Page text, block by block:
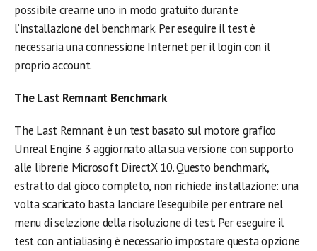
possibile crearne uno in modo gratuito durante
l’installazione del benchmark. Per eseguire il test è
necessaria una connessione Internet per il login con il
proprio account.
The Last Remnant Benchmark
The Last Remnant è un test basato sul motore grafico
Unreal Engine 3 aggiornato alla sua versione con supporto
alle librerie Microsoft DirectX 10. Questo benchmark,
estratto dal gioco completo, non richiede installazione: una
volta scaricato basta lanciare l’eseguibile per entrare nel
menu di selezione della risoluzione di test. Per eseguire il
test con antialiasing è necessario impostare questa opzione